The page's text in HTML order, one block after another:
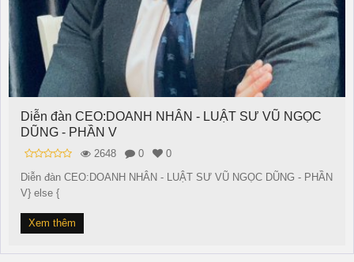
Diễn đàn CEO:DOANH NHÂN - LUẬT SƯ VŨ NGỌC
DŨNG - PHẦN V
2648 0
0
Diễn đàn CEO:DOANH NHÂN - LUẬT SƯ VŨ NGỌC DŨNG - PHẦN
V} else {
Xem thêm